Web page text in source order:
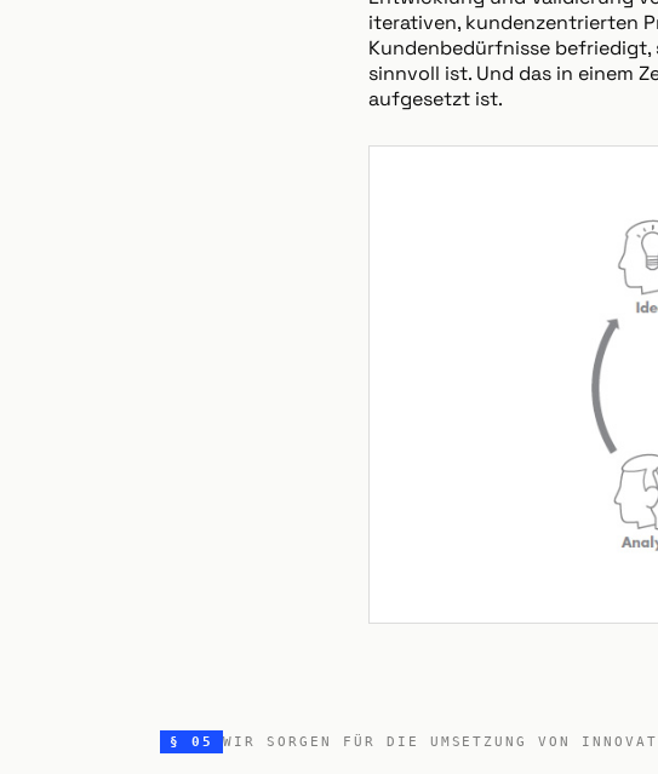
iterativen, kundenzentrierten
Kundenbedürfnisse
sinnvoll ist. Und das in einem
aufgesetzt ist.
§ 05 WIR SORGEN FÜR DIE UMSETZUNG VON